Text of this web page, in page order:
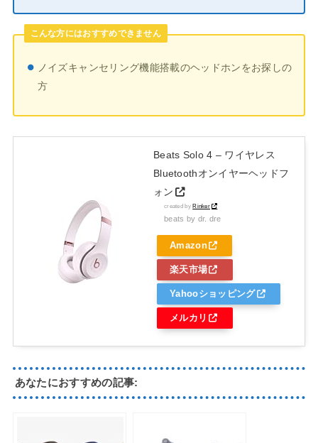
こんな方にはおすすめできません
ノイズキャンセリング機能搭載のヘッドホンをお探しの
方
Beats Solo 4 – ワイヤレス
Bluetoothオンイヤーヘッドフ
ォン
created byRinker
beats by dr. dre
Amazon
楽天市場
Yahooショッピング
メルカリ
あなたにおすすめの記事: